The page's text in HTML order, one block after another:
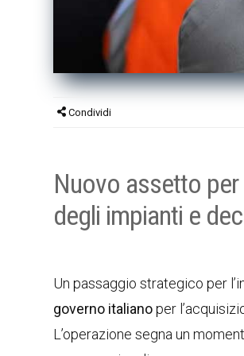
Condividi
Nuovo assetto per
degli impianti e
Un passaggio strategico per
governo italianoper
L’operazione segna un